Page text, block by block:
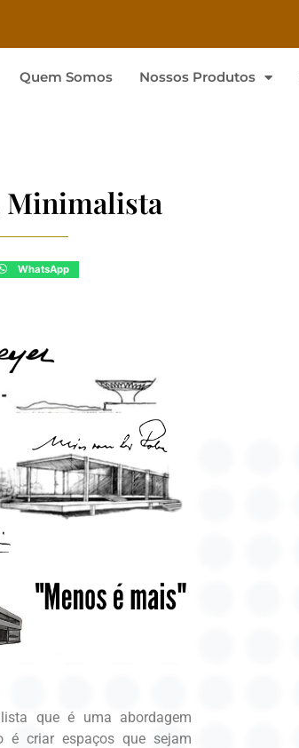
Quem Somos Nossos Produtos
Minimalista
WhatsApp
que é uma abordagem
é criar espaços que sejam